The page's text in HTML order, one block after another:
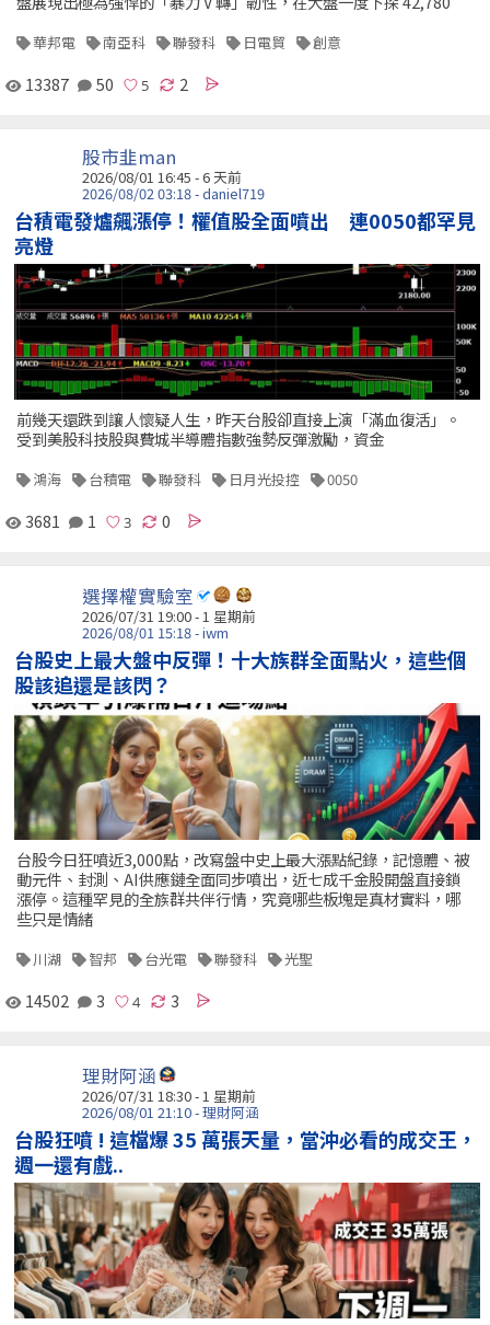
華邦電 南亞科 聯發科 日電貿 創意
13387 50 2
股市韭man
2026/08/01 16:45 - 6 天前
2026/08/02 03:18 - daniel719
台積電發爐飆漲停！權值股全面噴出 連0050都罕見
亮燈
前幾天還跌到讓人懷疑人生，昨天台股卻直接上演「滿血復活」。
受到美股科技股與費城半導體指數強勢反彈激勵，資金
鴻海 台積電 聯發科 日月光投控 0050
3681 1 0
選擇權實驗室
2026/07/31 19:00 - 1 星期前
2026/08/01 15:18 - iwm
台股史上最大盤中反彈！十大族群全面點火，這些個
股該追還是該閃？
台股今日狂噴近3,000點，改寫盤中史上最大漲點紀錄，記憶體、被
動元件、封測、AI供應鏈全面同步噴出，近七成千金股開盤直接鎖
漲停。這種罕見的全族群共伴行情，究竟哪些板塊是真材實料，哪
些只是情緒
川湖 智邦 台光電 聯發科 光聖
14502 3 3
理財阿涵
2026/07/31 18:30 - 1 星期前
2026/08/01 21:10 - 理財阿涵
台股狂噴 ! 這檔爆 35 萬張天量，當沖必看的成交王，
週一還有戲..